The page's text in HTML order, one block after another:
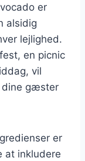
er
alsidig
lejlighed.
en picnic
vil
dine gæster
er
at inkludere